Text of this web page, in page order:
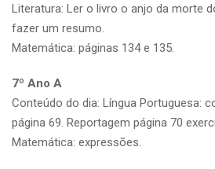
Literatura: Ler o livro o anjo da morte
fazer um resumo.
Matemática: páginas 134 e 135.
7º Ano A
Conteúdo do dia: Língua Portuguesa:
página 69. Reportagem página 70
Matemática: expressões.